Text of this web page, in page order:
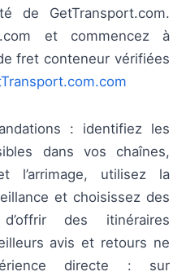
de GetTransport.com.
et commencez à
fret conteneur vérifiées
: identifiez les
dans vos chaînes,
l’arrimage, utilisez la
et choisissez des
des itinéraires
avis et retours ne
directe : sur